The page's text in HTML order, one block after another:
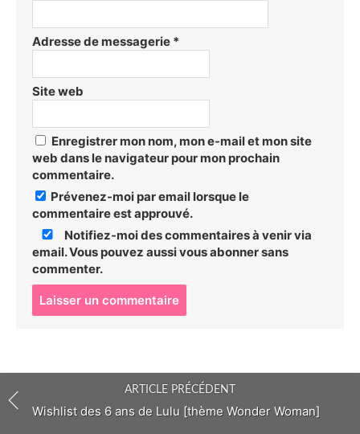
Adresse de messagerie *
Site web
Enregistrer mon nom, mon e-mail et mon site
web dans le navigateur pour mon prochain
commentaire.
Prévenez-moi par email lorsque le
commentaire est approuvé.
Notifiez-moi des commentaires à venir via
email. Vous pouvez aussivous abonnersans
commenter.
o
m
m
ARTICLE PRÉCÉDENT
Wishlist des 6 ans de Lulu [thème Wonder Woman]